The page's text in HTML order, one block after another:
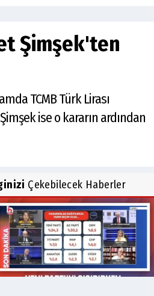
Şimşek'ten
TCMB Türk Lirası
ise o kararın ardından
Çekebilecek Haberler